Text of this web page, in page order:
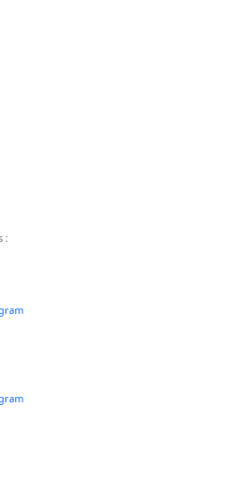
: